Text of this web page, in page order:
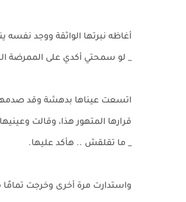
أغاظه نبرتها الواثقة ووجد
_ لو سمحتي أكدي على الممرضة
اتسعت عيناها بدهشة وقد صدمها
قرارها المتهور هذا، وقالت
_ ما تقلقش .. هأكد عليها.
واستدارت مرة أخرى وخرجت